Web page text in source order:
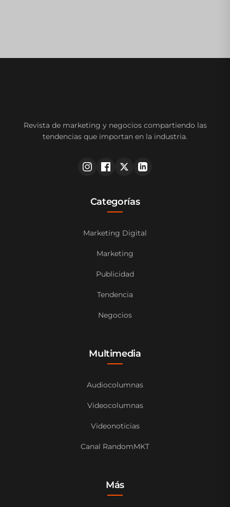
Revista de marketing y negocios compartiendo las
tendencias que importan en la industria.
Categorías
Marketing Digital
Marketing
Publicidad
Tendencia
Negocios
Multimedia
Audiocolumnas
Videocolumnas
Videonoticias
Canal RandomMKT
Más